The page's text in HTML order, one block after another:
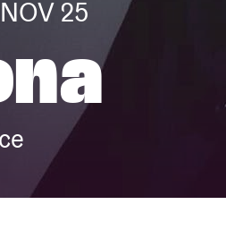
you
25